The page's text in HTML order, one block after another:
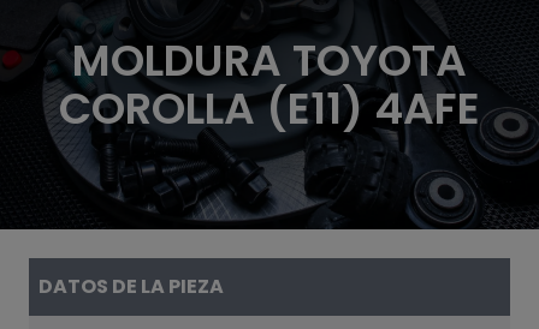
MOLDURA TOYOTA
COROLLA (E11) 4AFE
DATOS DE LA PIEZA